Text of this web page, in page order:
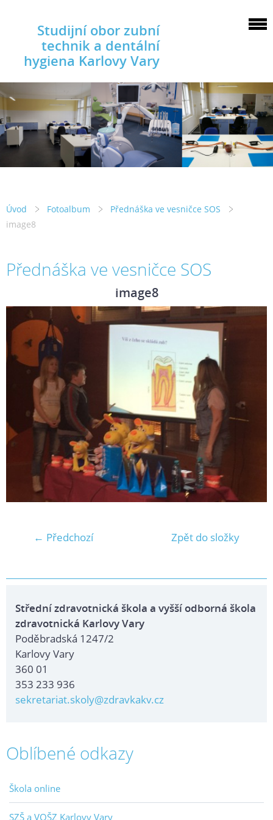
Studijní obor zubní
technik a dentální
hygiena Karlovy Vary
Úvod Fotoalbum
Přednáška ve vesničce SOS
image8
Přednáška ve vesničce SOS
image8
← Předchozí Zpět do složky
Střední zdravotnická škola a vyšší odborná škola
zdravotnická Karlovy Vary
Poděbradská 1247/2
Karlovy Vary
360 01
353 233 936
sekretariat.skoly@zdravkakv.cz
Oblíbené odkazy
Škola online
SZŠ a VOŠZ Karlovy Vary